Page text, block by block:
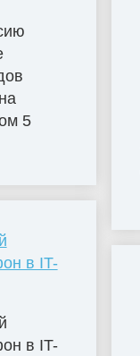
5
в IT-
в IT-